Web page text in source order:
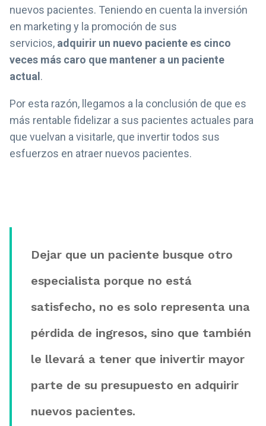
nuevos pacientes. Teniendo en cuenta la inversión
en marketing y la promoción de sus
servicios, adquirir un nuevo paciente es cinco
veces más caro que mantener a un paciente
actual .
Por esta razón, llegamos a la conclusión de que es
más rentable fidelizar a sus pacientes actuales para
que vuelvan a visitarle, que invertir todos sus
esfuerzos en atraer nuevos pacientes.
Dejar que un paciente busque otro
especialista porque no está
satisfecho, no es solo representa una
pérdida de ingresos, sino que también
le llevará a tener que inivertir mayor
parte de su presupuesto en adquirir
nuevos pacientes.